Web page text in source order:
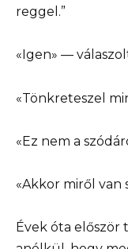
reggel.”
«Igen» —
«Tönkreteszel
«Ez nem a
«Akkor miről van
Évek óta először